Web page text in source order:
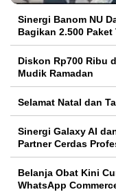
Sinergi Banom NU
Bagikan 2.500
Diskon Rp700 Ribu
Mudik Ramadan
Selamat Natal dan
Sinergi Galaxy AI
Partner Cerdas
Belanja Obat Kini
WhatsApp